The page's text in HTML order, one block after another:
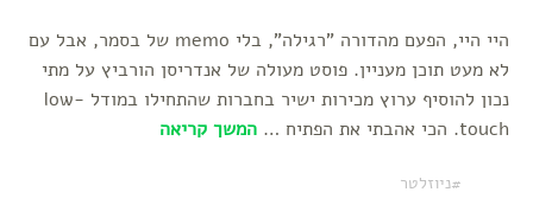
היי היי, הפעם מהדורה "רגילה", בלי memo של בסמר, אבל עם
לא מעט תוכן מעניין. פוסט מעולה של אנדריסן הורביץ על מתי
נכון להוסיף ערוץ מכירות ישיר בחברות שהתחילו במודל low-
touch. הכי אהבתי את הפתיח …
המשך קריאה
ניוזלטר